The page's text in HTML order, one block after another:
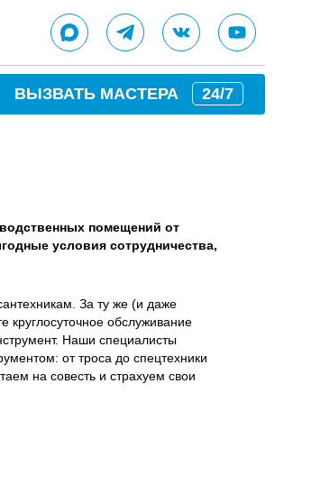
ВЫЗВАТЬ МАСТЕРА 24/7
помещений от
условия сотрудничества,
За ту же (и даже
обслуживание
Наши специалисты
от троса до спецтехники
на совесть и страхуем свои